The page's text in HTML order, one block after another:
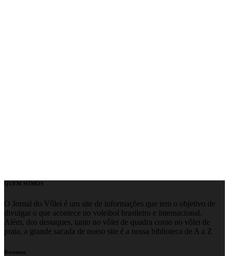
QUEM SOMOS
O Jornal do Vôlei é um site de informações que tem o objetivo de
divulgar o que acontece no voleibol brasileiro e internacional.
Além, dos destaques, tanto no vôlei de quadra como no vôlei de
praia, a grande sacada de nosso site é a nossa biblioteca de A a Z
Recentes